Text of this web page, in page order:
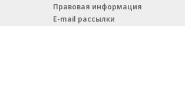
Правовая информация
E-mail рассылки